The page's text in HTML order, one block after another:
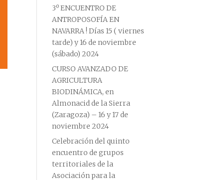
3º ENCUENTRO DE
ANTROPOSOFÍA EN
NAVARRA ! Días 15 ( viernes
tarde) y 16 de noviembre
(sábado) 2024
CURSO AVANZADO DE
AGRICULTURA
BIODINÁMICA, en
Almonacid de la Sierra
(Zaragoza) – 16 y 17 de
noviembre 2024
Celebración del quinto
encuentro de grupos
territoriales de la
Asociación para la